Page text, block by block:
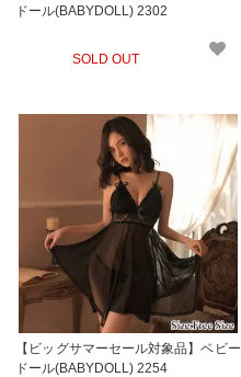
ドール(BABYDOLL) 2302
SOLD OUT
【ビッグサマーセール対象品】ベビー
ドール(BABYDOLL) 2254